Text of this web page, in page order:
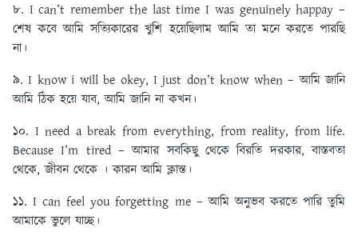
৮. I can’t remember the last time I was genuinely happay –
শেষ কবে আমি সত্যিকারের খুশি হয়েছিলাম আমি তা মনে করতে পারছি
না।
৯. I know i will be okey, I just don’t know when – আমি জানি
আমি ঠিক হয়ে যাব, আমি জানি না কখন।
১০. I need a break from everything, from reality, from life.
Because I’m tired – আমার সবকিছু থেকে বিরতি দরকার, বাস্তবতা
থেকে, জীবন থেকে । কারন আমি ক্লান্ত।
১১. I can feel you forgetting me – আমি অনুভব করতে পারি তুমি
আমাকে ভুলে যাচ্ছ।